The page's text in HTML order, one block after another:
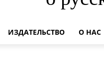
ИЗДАТЕЛЬСТВО О НАС